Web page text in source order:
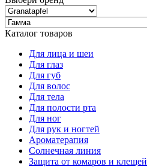
Каталог товаров
Для лица и шеи
Для глаз
Для губ
Для волос
Для тела
Для полости рта
Для ног
Для рук и ногтей
Ароматерапия
Солнечная линия
Защита от комаров и клещей